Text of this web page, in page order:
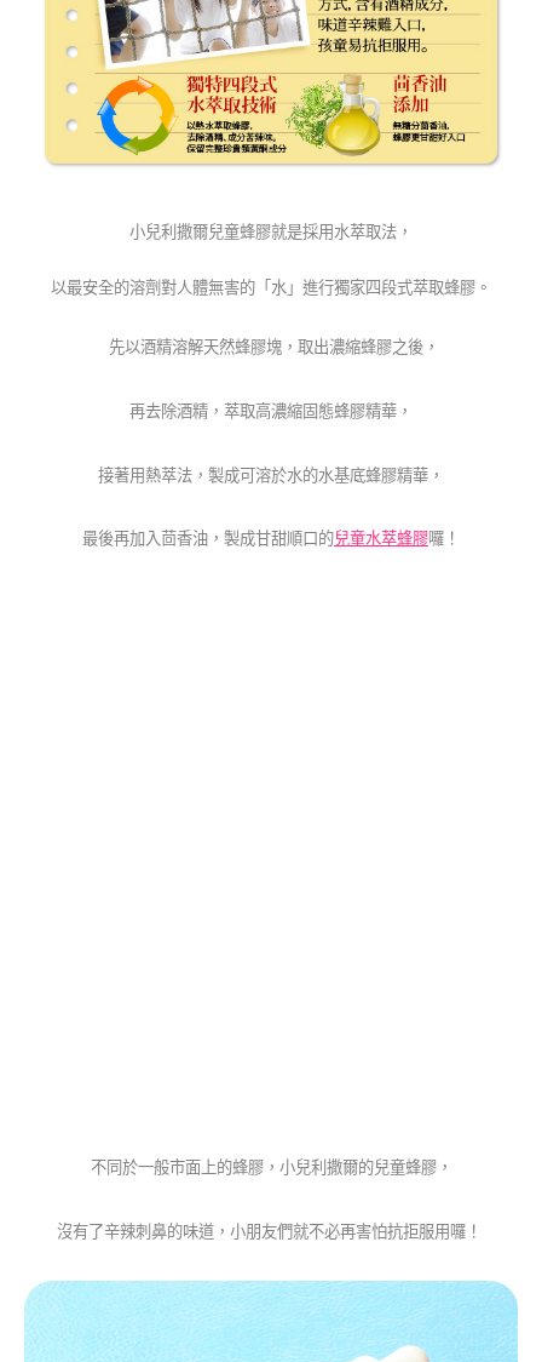
小兒利撒爾兒童蜂膠就是採用水萃取法，
以最安全的溶劑對人體無害的「水」進行獨家四段式萃取蜂膠。
先以酒精溶解天然蜂膠塊，取出濃縮蜂膠之後，
再去除酒精，萃取高濃縮固態蜂膠精華，
接著用熱萃法，製成可溶於水的水基底蜂膠精華，
最後再加入茴香油，製成甘甜順口的兒童水萃蜂膠囉！
不同於一般市面上的蜂膠，小兒利撒爾的兒童蜂膠，
沒有了辛辣刺鼻的味道， 小朋友們就不必再害怕抗拒服用囉！